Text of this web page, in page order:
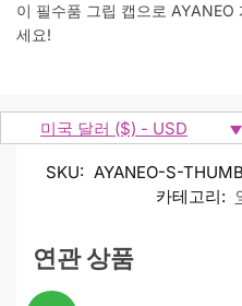
이 필수품 그립 캡으로
세요!
미국 달러 ($) - USD
SKU: AYANEO-S-
카테고리:
연관 상품